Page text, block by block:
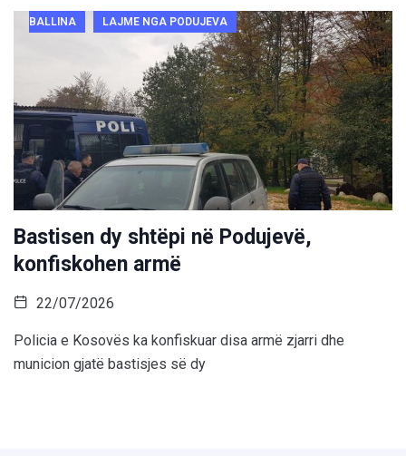
BALLINA LAJME NGA PODUJEVA
Bastisen dy shtëpi në Podujevë,
konfiskohen armë
22/07/2026
Policia e Kosovës ka konfiskuar disa armë zjarri dhe
municion gjatë bastisjes së dy